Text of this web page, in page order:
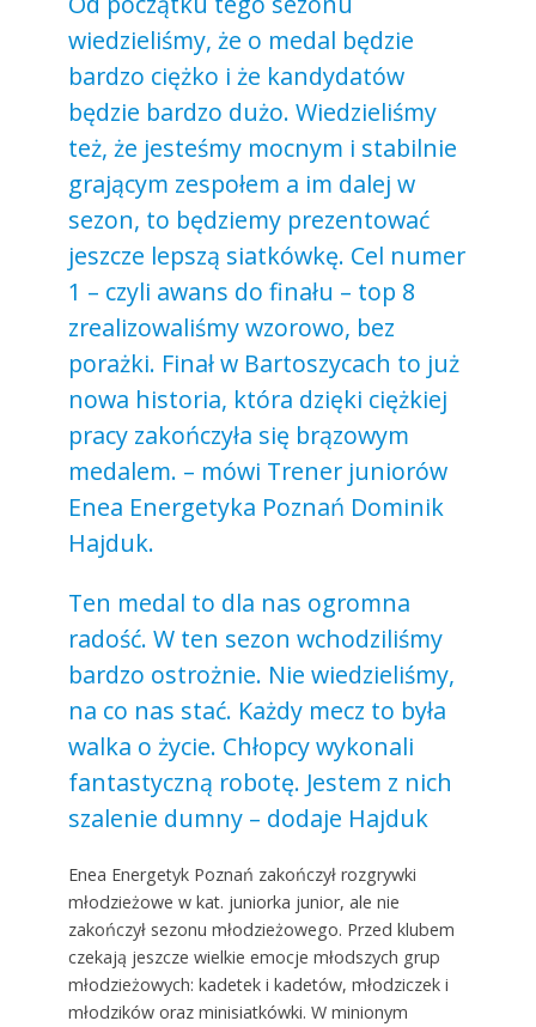
wiedzieliśmy, że o medal będzie
bardzo ciężko i że kandydatów
będzie bardzo dużo. Wiedzieliśmy
też, że jesteśmy mocnym i stabilnie
grającym zespołem a im dalej w
sezon, to będziemy prezentować
jeszcze lepszą siatkówkę. Cel numer
1 – czyli awans do finału – top 8
zrealizowaliśmy wzorowo, bez
porażki. Finał w Bartoszycach to już
nowa historia, która dzięki ciężkiej
pracy zakończyła się brązowym
medalem. – mówi Trener juniorów
Enea Energetyka Poznań Dominik
Hajduk.
Ten medal to dla nas ogromna
radość. W ten sezon wchodziliśmy
bardzo ostrożnie. Nie wiedzieliśmy,
na co nas stać. Każdy mecz to była
walka o życie. Chłopcy wykonali
fantastyczną robotę. Jestem z nich
szalenie dumny – dodaje Hajduk
Enea Energetyk Poznań zakończył rozgrywki
młodzieżowe w kat. juniorka junior, ale nie
zakończył sezonu młodzieżowego. Przed klubem
czekają jeszcze wielkie emocje młodszych grup
młodzieżowych: kadetek i kadetów, młodziczek i
młodzików oraz minisiatkówki. W minionym